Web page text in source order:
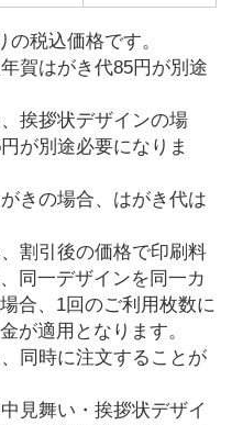
税込価格です。
賀はがき代85円が別途
挨拶状デザインの場
が別途必要になりま
きの場合、はがき代は
割引後の価格で印刷料
同一デザインを同一カ
合、1回のご利用枚数に
が適用となります。
同時に注文することが
見舞い・挨拶状デザイ